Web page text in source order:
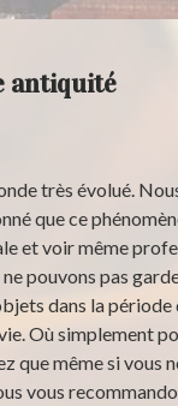
antiquité
très évolué.
que ce
et voir même
pouvons pas
dans la période
Où simplement
que même si vous
vous